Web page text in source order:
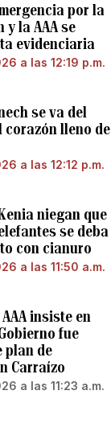
por la
y la AAA se
evidenciaria
a las 12:19 p.m.
se va del
corazón lleno de
a las 12:12 p.m.
niegan que
se deba
con cianuro
a las 11:50 a.m.
insiste en
fue
plan de
Carraízo
a las 11:23 a.m.